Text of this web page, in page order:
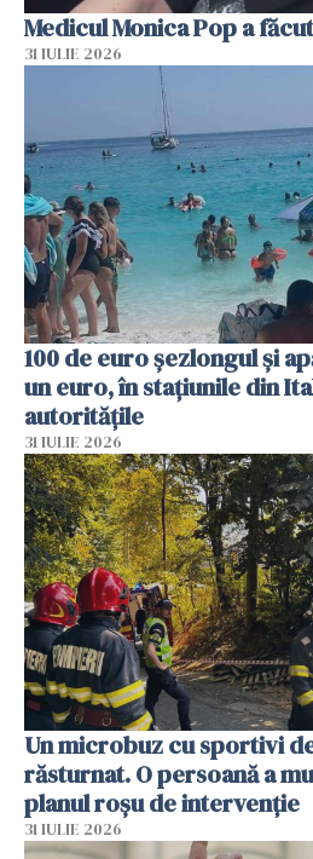
Medicul Monica Pop a
31 IULIE 2026
100 de euro șezlongul și
un euro, în stațiunile din
autoritățile
31 IULIE 2026
Un microbuz cu sportivi
răsturnat. O persoană a
planul roșu de intervenție
31 IULIE 2026